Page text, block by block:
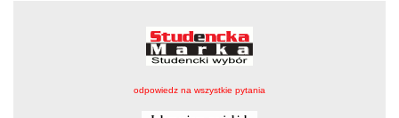
odpowiedz na wszystkie pytania